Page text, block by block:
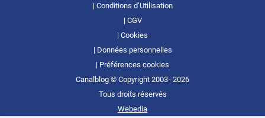
Conditions d’Utilisation
CGV
Cookies
Données personnelles
Préférences cookies
Canalblog © Copyright 2003--2026
Tous droits réservés
Webedia